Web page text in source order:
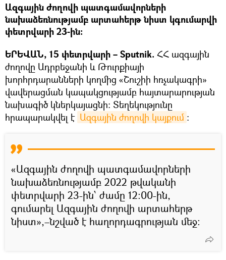
Ազգային ժողովի պատգամավորների
նախաձեռնությամբ արտահերթ նիստ կգումարվի
փետրվարի 23-ին։
ԵՐԵՎԱՆ, 15 փետրվարի – Sputnik. ՀՀ ազգային
ժողովը Ադրբեջանի և Թուրքիայի
խորհրդարանների կողմից «Շուշիի հռչակագրի»
վավերացման կապակցությամբ հայտարարության
նախագիծ կներկայացնի։ Տեղեկությունը
հրապարակվել է Ազգային ժողովի կայքում ։
«Ազգային ժողովի պատգամավորների
նախաձեռնությամբ 2022 թվականի
փետրվարի 23-ին՝ ժամը 12:00-ին,
գումարել Ազգային ժողովի արտահերթ
նիստ»,–նշված է հաղորդագրության մեջ։